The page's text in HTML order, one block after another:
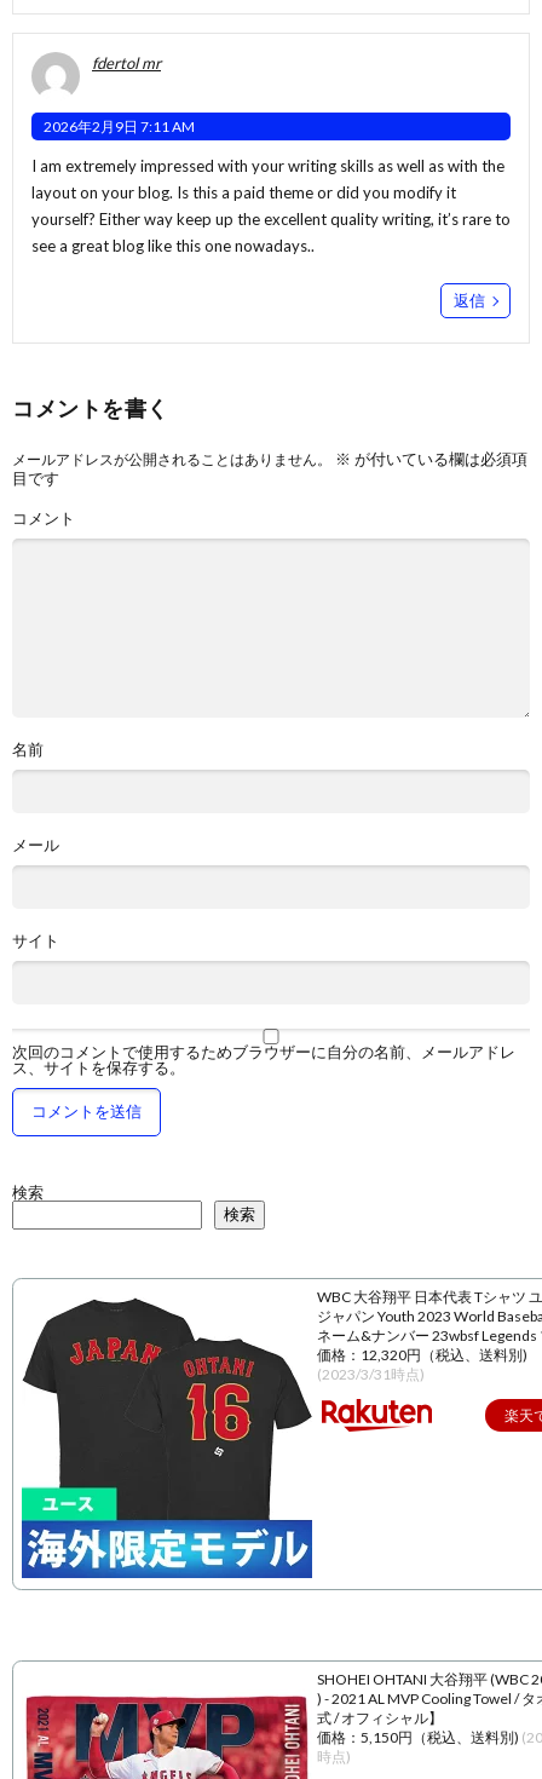
fdertol mr
2026年2月9日 7:11 AM
I am extremely impressed with your writing skills as well as with the
layout on your blog. Is this a paid theme or did you modify it
yourself? Either way keep up the excellent quality writing, it’s rare to
see a great blog like this one nowadays..
返信
コメントを書く
メールアドレスが公開されることはありません。 ※ が付いている欄は必須項
目です
コメント
名前
メール
サイト
次回のコメントで使用するためブラウザーに自分の名前、メールアドレ
ス、サイトを保存する。
検索
検索
WBC 大谷翔平 日本代表 Tシャツ
ジャパン Youth 2023 World
ネーム&ナンバー 23wbsf Legends
価格：12,320円（税込、送料別)
(2023/3/31時点)
楽天
SHOHEI OHTANI 大谷翔平 (WBC
) - 2021 AL MVP Cooling Towel / タ
式 / オフィシャル】
価格：5,150円（税込、送料別)
時点)